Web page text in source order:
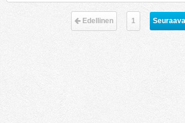
Edellinen 1 Seuraava